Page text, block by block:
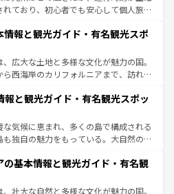
らこそできる体験も豊富。イギリスを旅
てほしい。
れており、初心者でも安心して個人旅行
る町や、スイスならではのユニークな
プス観光だけでなく町歩きも満喫する
の所得が高いため物価も高いが、旅行
提供のサービスもあり、うまく活用すれ
コンテンツ一覧を参照してほしい。
情報と観光ガイド・有名観光スポ
広大な土地と多様な文化が魅力の国。
ら西海岸のカリフォルニアまで、訪れる
、観光、ショッピング、エンターテイ
た刺激的なスポットだ。一方、アメリカ
広がり、グランドキャニオンやイエロー
といった絶景が堪能できる。さらに、南
はアメリカの各地域で異なる魅力を楽
様性と豊かな歴史を感じることができ
ードトリップや列車の旅も、アメリカ
報と観光ガイド・有名観光スポッ
な気候に恵まれ、多くの島で構成される
も独自の魅力をもっている。大自然の神
。また、定番の観光地といえばオアフ
を求めるならマウイ島やカウアイ島が
ドグリーンに輝く海をはじめ、豊かな
の基本情報と観光ガイド・有名観
壮大な自然と多様な文化が魅力の国。